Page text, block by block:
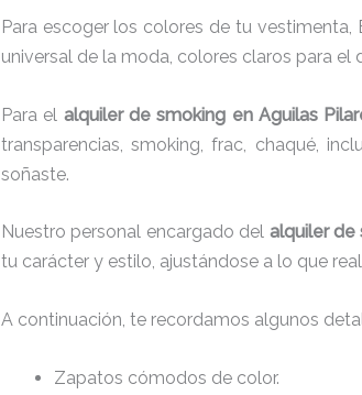
Para escoger los colores de tu vestimenta,
universal de la moda, colores claros para
Para el alquiler de smoking en Aguilas
transparencias, smoking, frac, chaqué,
soñaste.
Nuestro personal encargado del alquiler de
tu carácter y estilo, ajustándose a lo que
A continuación, te recordamos algunos
Zapatos cómodos de color.